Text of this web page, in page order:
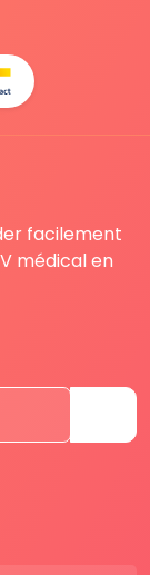
facilement
médical en